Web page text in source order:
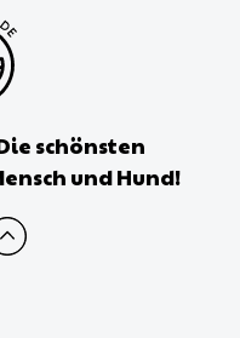
schönsten
und Hund!